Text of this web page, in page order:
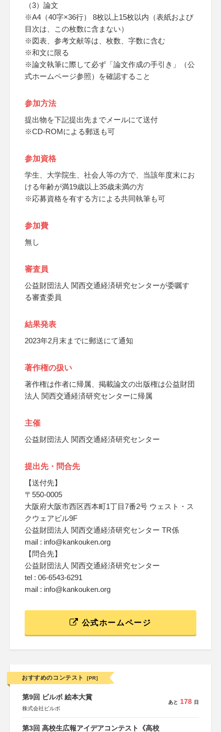
（3）論文
※A4（40字×36行） 8枚以上15枚以内（表紙および
目次は、この枚数に含まない）
※図表、参考文献等は、枚数、字数に含む
※和文に限る
※論文執筆に際して必ず「論文作成の手引き」（公
式ホームページ参照）を確認すること
参加方法
提出物を下記提出先までメールにて送付
※CD-ROMによる郵送も可
参加資格
学生、大学院生、社会人等の方で、当該年度末にお
ける年齢が満19歳以上35歳未満の方
※応募資格を有する方による共同執筆も可
参加費
無し
審査員
公益財団法人 関西交通経済研究センターが委嘱す
る審査委員
結果発表
2023年2月末までに郵送にて通知
著作権の扱い
著作権は作者に帰属、掲載論文の出版権は公益財団
法人 関西交通経済研究センターに帰属
主催
公益財団法人 関西交通経済研究センター
提出先・問合先
【送付先】
〒550-0005
大阪府大阪市西区西本町1丁目7番2号 ウェスト・ス
クウェアビル9F
公益財団法人 関西交通経済研究センター TR係
mail : info@kankouken.org
【問合先】
公益財団法人 関西交通経済研究センター
tel : 06-6543-6291
mail : info@kankouken.org
公式ホームページ
おすすめのコンテスト [PR]
第9回 ビルボ 絵本大賞
株式会社ビルボ
あと 178 日
第3回 高校生広報アイデアコンテスト《高校